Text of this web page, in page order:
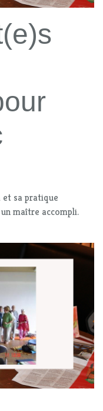
et sa pratique
maître accompli.